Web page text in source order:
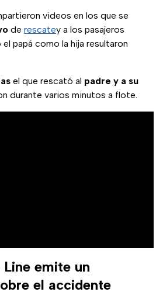
videos en los que se
de rescatey a los pasajeros
papá como la hija resultaron
el que rescató al padre y a su
durante varios minutos a flote.
emite un
el accidente